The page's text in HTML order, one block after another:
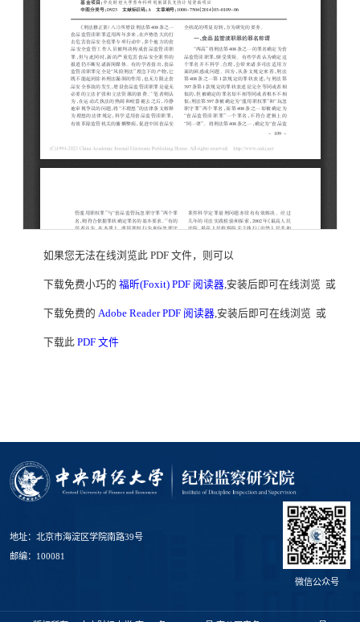
如果您无法在线浏览此 PDF 文件，则可以
下载免费小巧的 福昕(Foxit) PDF 阅读器,安装后即可在线浏览 或
下载免费的 Adobe Reader PDF 阅读器,安装后即可在线浏览 或
下载此 PDF 文件
地址：北京市海淀区学院南路39号
邮编：100081
微信公众号